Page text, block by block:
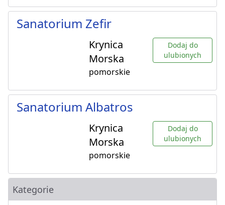
Sanatorium Zefir
Krynica
Morska
pomorskie
Dodaj do
ulubionych
Sanatorium Albatros
Krynica
Morska
pomorskie
Dodaj do
ulubionych
Kategorie